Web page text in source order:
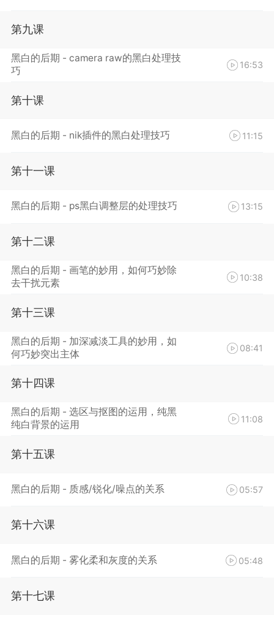
第九课
黑白的后期 - camera raw的黑白处理技
巧
16:53
第十课
黑白的后期 - nik插件的黑白处理技巧 11:15
第十一课
黑白的后期 - ps黑白调整层的处理技巧 13:15
第十二课
黑白的后期 - 画笔的妙用，如何巧妙除
去干扰元素
10:38
第十三课
黑白的后期 - 加深减淡工具的妙用，如
何巧妙突出主体
08:41
第十四课
黑白的后期 - 选区与抠图的运用，纯黑
纯白背景的运用
11:08
第十五课
黑白的后期 - 质感/锐化/噪点的关系 05:57
第十六课
黑白的后期 - 雾化柔和灰度的关系 05:48
第十七课